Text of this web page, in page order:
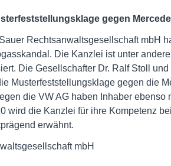
gegen
Rechtsanwaltsgesellschaft mbH
Die Kanzlei ist unter
Die Gesellschafter Dr. Ralf Stoll
Musterfeststellungsklage gegen die
die VW AG haben Inhaber ebenso
wird die Kanzlei für ihre Kompetenz
erwähnt.
mbH